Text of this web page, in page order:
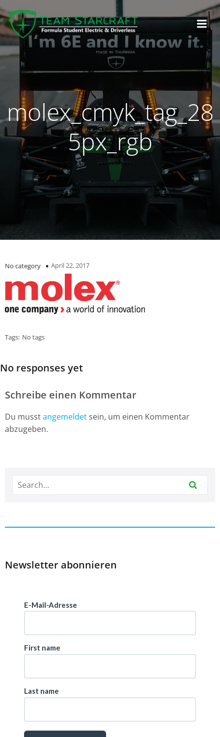
molex_cmyk_tag_28
5px_rgb
No category April 22, 2017
Tags: No tags
No responses yet
Schreibe einen Kommentar
Du musstangemeldet sein, um einen Kommentar
abzugeben.
Newsletter abonnieren